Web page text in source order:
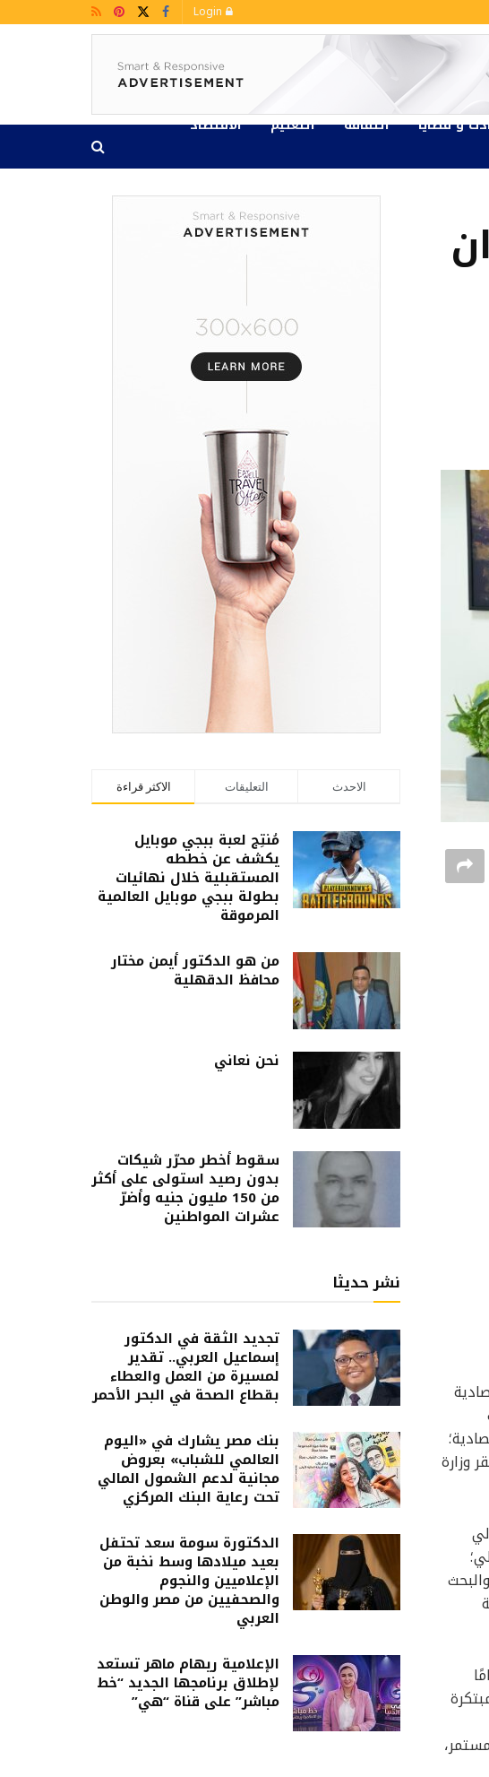
و قضايا الثقافة التعليم
الاقتصاد
وزارة
الاكثر قراءة التعليقات الاحدث
مُنتِج لعبة ببجي موبايل
يكشف عن خططه
المستقبلية خلال نهائيات
بطولة ببجي موبايل العالمية
المرموقة
من هو الدكتور أيمن مختار
محافظ الدقهلية
نحن نعاني
سقوط أخطر محرّر شيكات
بدون رصيد استولى على أكثر
من 150 مليون جنيه وأضرّ
عشرات المواطنين
نشر حديثا
تجديد الثقة في الدكتور
إسماعيل العربي.. تقدير
لمسيرة من العمل والعطاء
بقطاع الصحة في البحر الأحمر
بنك مصر يشارك في «اليوم
العالمي للشباب» بعروض
مجانية لدعم الشمول المالي
تحت رعاية البنك المركزي
الدكتورة سومة سعد تحتفل
بعيد ميلادها وسط نخبة من
الإعلاميين والنجوم
والصحفيين من مصر والوطن
العربي
الإعلامية ريهام ماهر تستعد
لإطلاق برنامجها الجديد “خط
مباشر” على قناة “هي”